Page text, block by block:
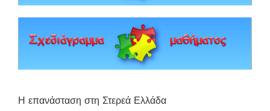
Η επανάσταση στη Στερεά Ελλάδα